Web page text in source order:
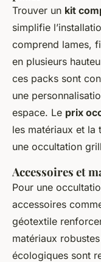
Trouver un kit
simplifie
comprend lames,
en plusieurs
ces packs sont
une
espace. Le prix
les matériaux et la
une occultation
Accessoires et
Pour une
accessoires
géotextile
matériaux
écologiques sont